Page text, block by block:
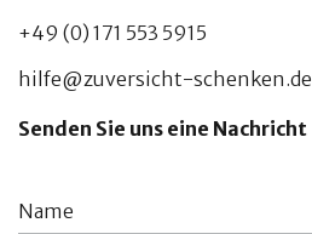
+49 (0) 171 553 5915
hilfe@zuversicht-schenken.de
Senden Sie uns eine Nachricht